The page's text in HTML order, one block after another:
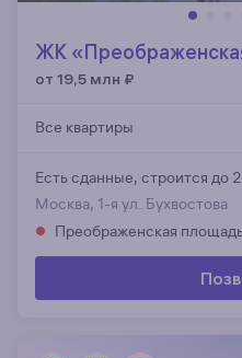
ЖК
от 19,5 млн ₽
Все квартиры
Есть сданные, строится до
Москва, 1-я ул. Бухвостова
Преображенская